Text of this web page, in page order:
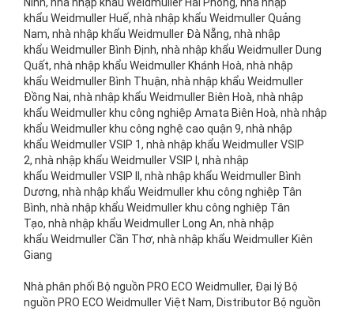
Ninh, nhà nhập khẩu Weidmuller Hải Phòng, nhà nhập
khẩu Weidmuller Huế, nhà nhập khẩu Weidmuller Quảng
Nam, nhà nhập khẩu Weidmuller Đà Nẵng, nhà nhập
khẩu Weidmuller Bình Định, nhà nhập khẩu Weidmuller Dung
Quất, nhà nhập khẩu Weidmuller Khánh Hoà, nhà nhập
khẩu Weidmuller Bình Thuận, nhà nhập khẩu Weidmuller
Đồng Nai, nhà nhập khẩu Weidmuller Biên Hoà, nhà nhập
khẩu Weidmuller khu công nghiệp Amata Biên Hoà, nhà nhập
khẩu Weidmuller khu công nghệ cao quận 9, nhà nhập
khẩu Weidmuller VSIP 1, nhà nhập khẩu Weidmuller VSIP
2, nhà nhập khẩu Weidmuller VSIP I, nhà nhập
khẩu Weidmuller VSIP II, nhà nhập khẩu Weidmuller Bình
Dương, nhà nhập khẩu Weidmuller khu công nghiệp Tân
Bình, nhà nhập khẩu Weidmuller khu công nghiệp Tân
Tạo, nhà nhập khẩu Weidmuller Long An, nhà nhập
khẩu Weidmuller Cần Thơ, nhà nhập khẩu Weidmuller Kiên
Giang
Nhà phân phối Bộ nguồn PRO ECO Weidmuller, Đại lý Bộ
nguồn PRO ECO Weidmuller Việt Nam, Distributor Bộ nguồn